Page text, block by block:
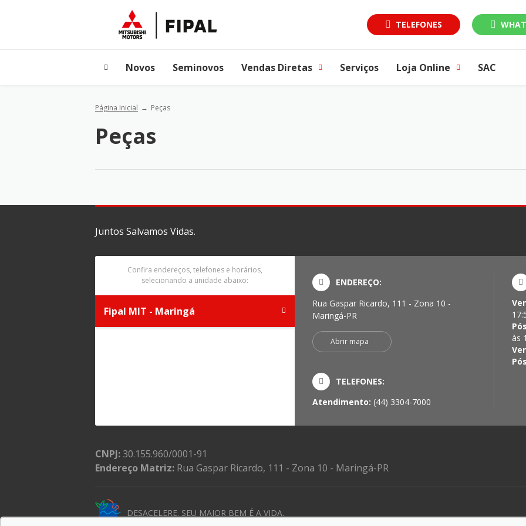
TELEFONES
Novos Seminovos Vendas Diretas Serviços Loja Online SAC
Página Inicial Peças
Peças
Juntos Salvamos Vidas.
Confira endereços, telefones e horários,
selecionando a unidade abaixo:
Fipal MIT - Maringá
ENDEREÇO:
Rua Gaspar Ricardo, 111 - Zona 10 -
Maringá-PR
Abrir mapa
TELEFONES:
Atendimento: (44) 3304-7000
às
CNPJ: 30.155.960/0001-91
Endereço Matriz: Rua Gaspar Ricardo, 111 - Zona 10 - Maringá-PR
DESACELERE. SEU MAIOR BEM É A VIDA.